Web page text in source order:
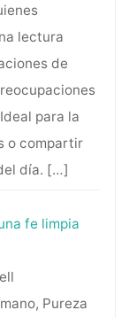
lectura
de
para la
o compartir
día. […]
fe limpia
Pureza